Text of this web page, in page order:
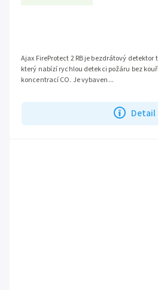
Detail
Ajax FireProtect 2 RB je bezdrátový
který nabízí rychlou detekci požáru bez
koncentrací CO. Je vybaven...